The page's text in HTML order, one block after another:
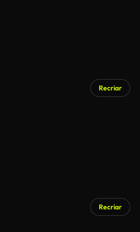
Recriar
Recriar